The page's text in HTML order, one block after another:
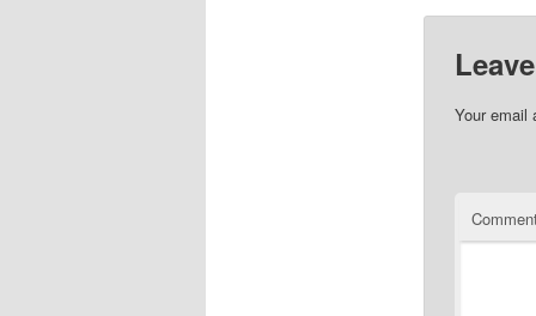
Your email